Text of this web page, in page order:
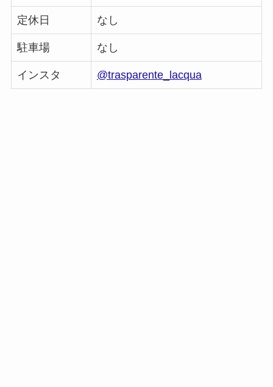
定休日 なし
駐車場 なし
インスタ @trasparente_lacqua